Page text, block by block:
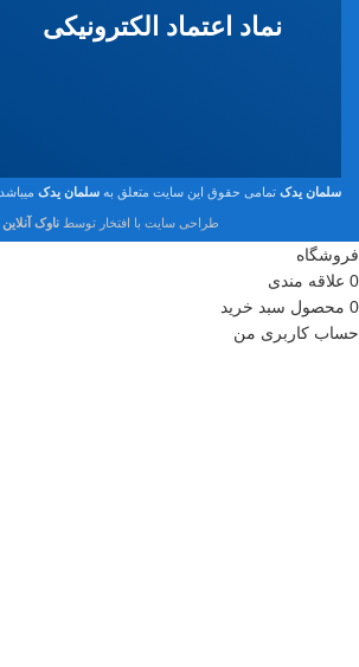
نماد اعتماد الکترونیکی
سلمان یدک تمامی حقوق این سایت متعلق به سلمان یدک میباشد.
طراحی سایت با افتخار توسط ناوک آنلاین
فروشگاه
0 علاقه مندی
0 محصول سبد خرید
حساب کاربری من